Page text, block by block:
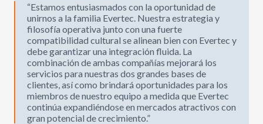
“Estamos entusiasmados con la oportunidad de
unirnos a la familia Evertec. Nuestra estrategia y
filosofía operativa junto con una fuerte
compatibilidad cultural se alinean bien con Evertec y
debe garantizar una integración fluida. La
combinación de ambas compañías mejorará los
servicios para nuestras dos grandes bases de
clientes, así como brindará oportunidades para los
miembros de nuestro equipo a medida que Evertec
continúa expandiéndose en mercados atractivos con
gran potencial de crecimiento.”